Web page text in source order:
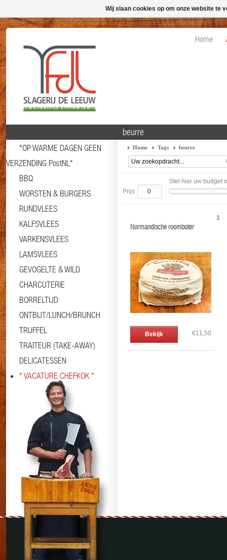
Home
*OP WARME DAGEN GEEN
VERZENDING PostNL*
BBQ
WORSTEN & BURGERS
RUNDVLEES
KALFSVLEES
VARKENSVLEES
LAMSVLEES
GEVOGELTE & WILD
CHARCUTERIE
BORRELTIJD
ONTBIJT/LUNCH/BRUNCH
TRUFFEL
TRAITEUR (TAKE-AWAY)
DELICATESSEN
* VACATURE CHEFKOK *
beurre
Home Tags beurre
Stel hier uw budget
Prijs
Normandische roomboter
Bekijk €11,50
1
Wij slaan cookies op om onze website te